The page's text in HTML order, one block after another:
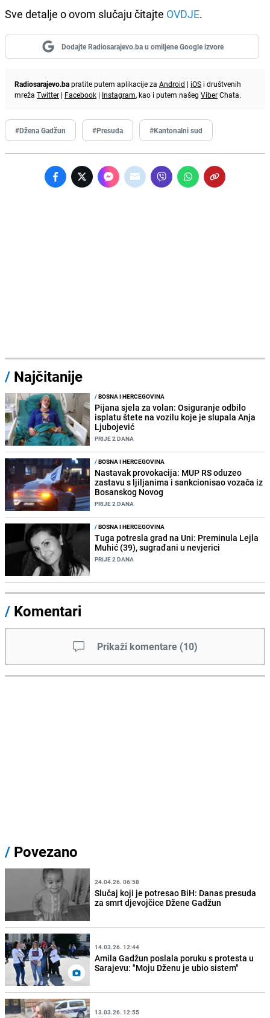
Sve detalje o ovom slučaju čitajte OVDJE.
Dodajte Radiosarajevo.ba u omiljene Google izvore
Radiosarajevo.bapratite putem aplikacije za Android | iOS i društvenih
mreža Twitter | Facebook | Instagram, kao i putem našeg ViberChata.
#Džena Gadžun #Presuda #Kantonalni sud
/ Najčitanije
/BOSNA I HERCEGOVINA
Pijana sjela za volan: Osiguranje odbilo
isplatu štete na vozilu koje je slupala Anja
Ljubojević
PRIJE 2 DANA
/BOSNA I HERCEGOVINA
Nastavak provokacija: MUP RS oduzeo
zastavu s ljiljanima i sankcionisao vozača iz
Bosanskog Novog
PRIJE 2 DANA
/BOSNA I HERCEGOVINA
Tuga potresla grad na Uni: Preminula Lejla
Muhić (39), sugrađani u nevjerici
PRIJE 2 DANA
/ Komentari
Prikaži komentare (10)
/ Povezano
24.04.26. 06:58
Slučaj koji je potresao BiH: Danas presuda
za smrt djevojčice Džene Gadžun
14.03.26. 12:44
Amila Gadžun poslala poruku s protesta u
Sarajevu: "Moju Dženu je ubio sistem"
13.03.26. 12:55